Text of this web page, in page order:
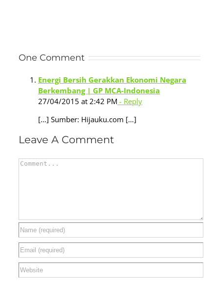
One Comment
Energi Bersih Gerakkan Ekonomi Negara
Berkembang | GP MCA-Indonesia
27/04/2015 at 2:42 PM - Reply
[…] Sumber: Hijauku.com […]
Leave A Comment
Comment